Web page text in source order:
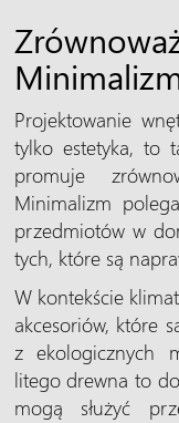
Projektowanie
tylko estetyka, to
promuje
Minimalizm
przedmiotów w
tych, które są
W kontekście
akcesoriów, które
z ekologicznych
litego drewna to
mogą służyć